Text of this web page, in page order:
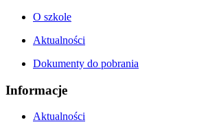
O szkole
Aktualności
Dokumenty do pobrania
Informacje
Aktualności